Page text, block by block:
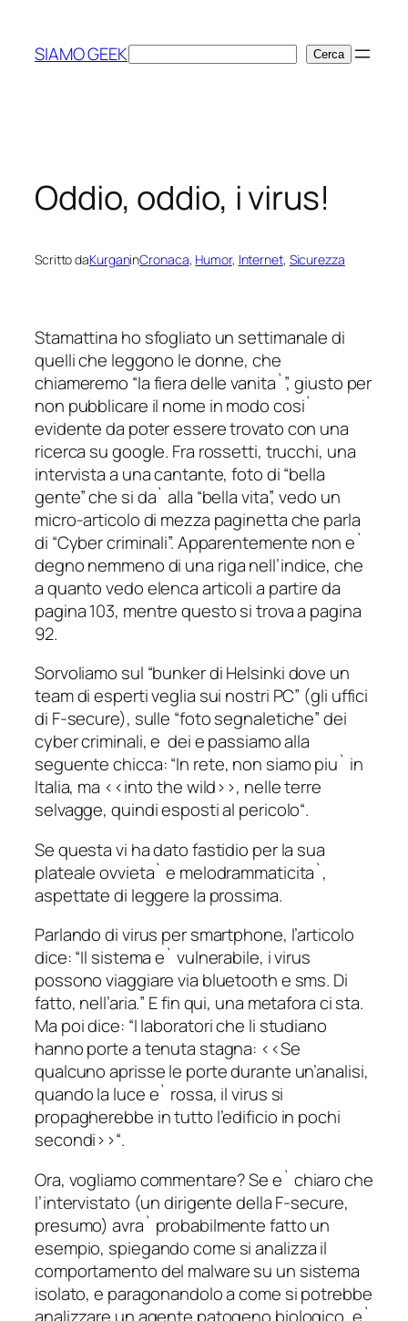
contenuto
SIAMO GEEKCerca Cerca
Oddio, oddio, i virus!
Scritto daKurganinCronaca, Humor, Internet, Sicurezza
Stamattina ho sfogliato un settimanale di
quelli che leggono le donne, che
chiameremo “la fiera delle vanita`”, giusto per
non pubblicare il nome in modo cosi`
evidente da poter essere trovato con una
ricerca su google. Fra rossetti, trucchi, una
intervista a una cantante, foto di “bella
gente” che si da` alla “bella vita”, vedo un
micro-articolo di mezza paginetta che parla
di “Cyber criminali”. Apparentemente non e`
degno nemmeno di una riga nell’indice, che
a quanto vedo elenca articoli a partire da
pagina 103, mentre questo si trova a pagina
92.
Sorvoliamo sul “bunker di Helsinki dove un
team di esperti veglia sui nostri PC” (gli uffici
di F-secure), sulle “foto segnaletiche” dei
cyber criminali, e dei e passiamo alla
seguente chicca: “In rete, non siamo piu` in
Italia, ma <<into the wild>>, nelle terre
selvagge, quindi esposti al pericolo“.
Se questa vi ha dato fastidio per la sua
plateale ovvieta` e melodrammaticita`,
aspettate di leggere la prossima.
Parlando di virus per smartphone, l’articolo
dice: “Il sistema e` vulnerabile, i virus
possono viaggiare via bluetooth e sms. Di
fatto, nell’aria.” E fin qui, una metafora ci sta.
Ma poi dice: “I laboratori che li studiano
hanno porte a tenuta stagna: <<Se
qualcuno aprisse le porte durante un’analisi,
quando la luce e` rossa, il virus si
propagherebbe in tutto l’edificio in pochi
secondi>>“.
Ora, vogliamo commentare? Se e` chiaro che
l’intervistato (un dirigente della F-secure,
presumo) avra` probabilmente fatto un
esempio, spiegando come si analizza il
comportamento del malware su un sistema
isolato, e paragonandolo a come si potrebbe